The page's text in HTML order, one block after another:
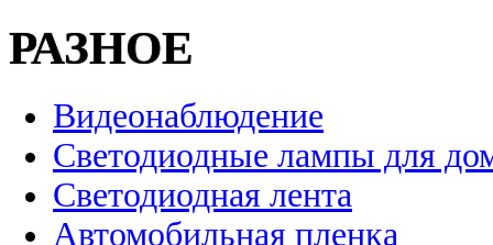
РАЗНОЕ
Видеонаблюдение
Светодиодные лампы для
Светодиодная лента
Автомобильная пленка